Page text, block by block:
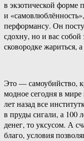
в экзотической
и
перформансу. Он
сдохну, но и вас собой
сковородке жариться,
Это — самоубийство,
модное сегодня в
лет назад все
в пруды сигали, а 100
денег, то уксусом. А
благо, условия